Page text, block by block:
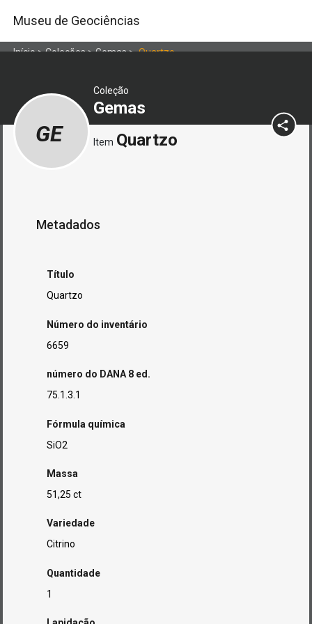
Museu de Geociências
Início>Coleções>Gemas>Quartzo
Coleção
Gemas
GE Item Quartzo
Metadados
Título
Quartzo
Número do inventário
6659
número do DANA 8 ed.
75.1.3.1
Fórmula química
SiO2
Massa
51,25 ct
Variedade
Citrino
Quantidade
1